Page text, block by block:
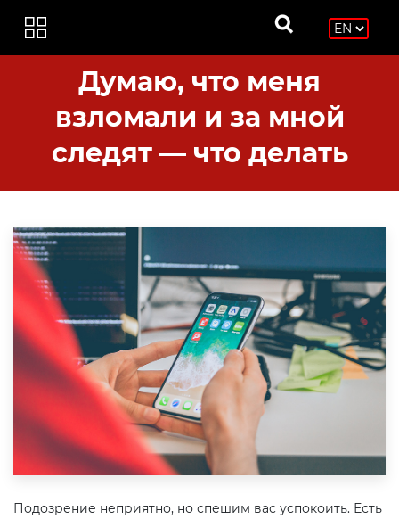
Думаю, что меня
взломали и за мной
следят — что делать
Подозрение неприятно, но спешим вас успокоить. Есть